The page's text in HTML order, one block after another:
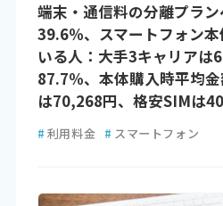
端末・通信料の分離プラ
39.6％、スマートフォン
いる人：大手3キャリアは
87.7％、本体購入時平均
は70,268円、格安SIMは
# 利用料金 # スマートフォン